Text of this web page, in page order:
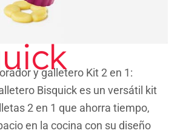
y galletero Kit 2 en 1:
Bisquick es un versátil kit
2 en 1 que ahorra tiempo,
en la cocina con su diseño